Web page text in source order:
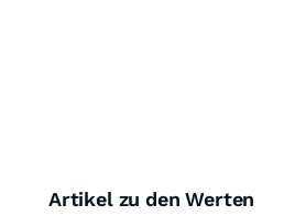
Artikel zu den Werten